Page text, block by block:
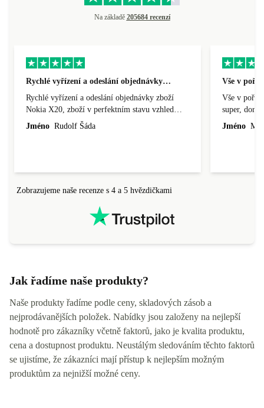
Na základě 205684 recenzí
Rychlé vyřízení a odeslání objednávky…
Rychlé vyřízení a odeslání objednávky zboží
Nokia X20, zboží v perfektním stavu vzhled
nového výrobku, cena výborná, funguje v
Jméno Rudolf Šáda
Vše v
Vše v
super,
doprava
Jméno
Zobrazujeme naše recenze s 4 a 5 hvězdičkami
Jak řadíme naše produkty?
Naše produkty řadíme podle ceny, skladových zásob a
nejprodávanějších položek. Nabídky jsou založeny na nejlepší
hodnotě pro zákazníky včetně faktorů, jako je kvalita produktu,
cena a dostupnost produktu. Neustálým sledováním těchto faktorů
se ujistíme, že zákazníci mají přístup k nejlepším možným
produktům za nejnižší možné ceny.